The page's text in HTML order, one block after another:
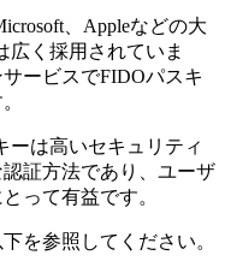
、Appleなどの大
広く採用されていま
ービスでFIDOパスキ
ーは高いセキュリティ
証方法であり、ユーザ
って有益です。
を参照してください。